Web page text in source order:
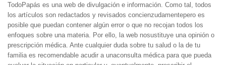
TodoPapás es una web de divulgación e información. Como tal, todos
los artículos son redactados y revisados concienzudamentepero es
posible que puedan contener algún error o que no recojan todos los
enfoques sobre una materia. Por ello, la web nosustituye una opinión o
prescripción médica. Ante cualquier duda sobre tu salud o la de tu
familia es recomendable acudir a unaconsulta médica para que pueda